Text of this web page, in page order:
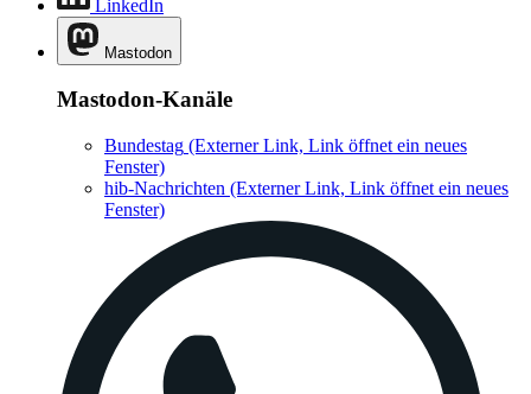
LinkedIn
Mastodon
Mastodon-Kanäle
Bundestag (Externer Link, Link öffnet ein neues
Fenster)
hib-Nachrichten (Externer Link, Link öffnet ein neues
Fenster)